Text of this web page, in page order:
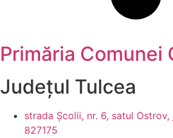
Primăria Comunei
Județul Tulcea
strada Școlii, nr. 6, satul Ostrov,
827175